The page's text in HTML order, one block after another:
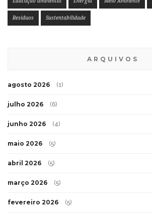
Resíduos Sustentabilidade
ARQUIVOS
agosto 2026 (1)
julho 2026 (6)
junho 2026 (4)
maio 2026 (5)
abril 2026 (5)
março 2026 (5)
fevereiro 2026 (5)